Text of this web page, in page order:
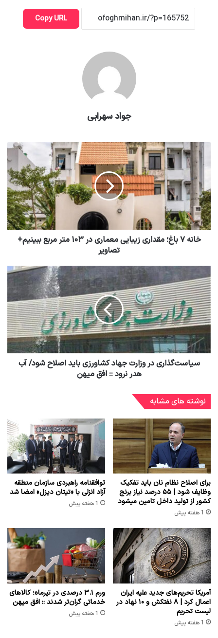
Copy URL
جواد سهرابی
خانه ۷ باغ؛ مقداری زیبایی معماری در ۱۰۳ متر مربع ببینیم+
تصاویر
سیاست‌گذاری در وزارت جهاد کشاورزی باید اصلاح شود/ آب
هدر نرود :: افق میهن
نوشته های مشابه
برای اصلاح نظام نان باید تفکیک
وظایف شود | ۵۵ درصد نیاز برنج
کشور از تولید داخل تامین میشود
1 هفته پیش
توافقنامه راهبردی سازمان منطقه
آزاد انزلی با «تیتان دیزل» امضا شد
1 هفته پیش
آمریکا تحریم‌های جدید علیه ایران
اعمال کرد | ۸ نفتکش و ۱۰ نهاد در
لیست تحریم
1 هفته پیش
ورم ۳.۱ درصدی در تیرماه؛ کالاهای
خدماتی گران‌تر شدند :: افق میهن
1 هفته پیش